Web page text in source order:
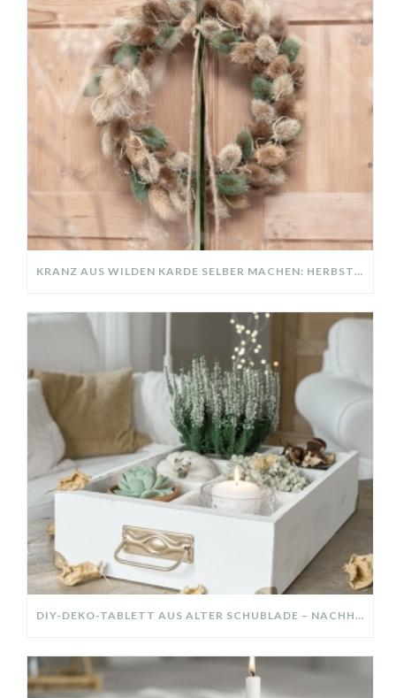
KRANZ AUS WILDEN KARDE SELBER MACHEN: HERBSTDEKO GANZ EINFACH
DIY-DEKO-TABLETT AUS ALTER SCHUBLADE – NACHHALTIGE HERBSTDEKO SELBER MACHEN!